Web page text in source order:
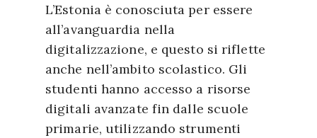
L’Estonia è conosciuta per essere
all’avanguardia nella
digitalizzazione, e questo si riflette
anche nell’ambito scolastico. Gli
studenti hanno accesso a risorse
digitali avanzate fin dalle scuole
primarie, utilizzando strumenti